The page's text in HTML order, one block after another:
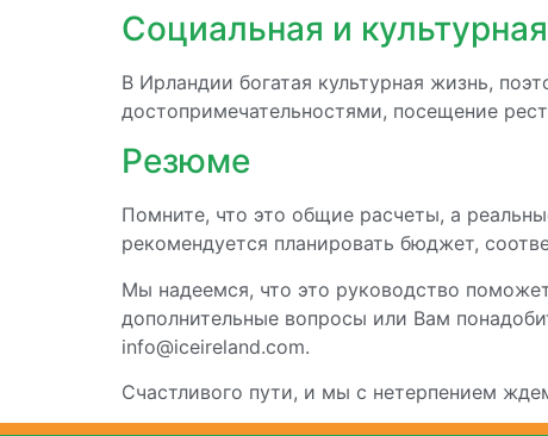
Социальная и
В Ирландии богатая культурная жизнь,
достопримечательностями, посещение
Резюме
Помните, что это общие расчеты, а
рекомендуется планировать бюджет,
Мы надеемся, что это руководство
дополнительные вопросы или Вам
info@iceireland.com.
Счастливого пути, и мы с нетерпением